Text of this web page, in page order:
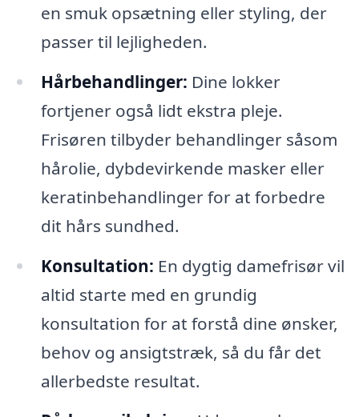
en smuk opsætning eller styling, der
passer til lejligheden.
Hårbehandlinger: Dine lokker
fortjener også lidt ekstra pleje.
Frisøren tilbyder behandlinger såsom
hårolie, dybdevirkende masker eller
keratinbehandlinger for at forbedre
dit hårs sundhed.
Konsultation: En dygtig damefrisør vil
altid starte med en grundig
konsultation for at forstå dine ønsker,
behov og ansigtstræk, så du får det
allerbedste resultat.